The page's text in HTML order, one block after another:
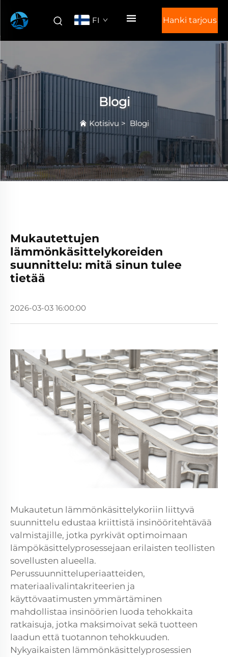
FI Hanki tarjous
Blogi
Kotisivu > Blogi
Mukautettujen
lämmönkäsittelykoreiden
suunnittelu: mitä sinun tulee
tietää
2026-03-03 16:00:00
Mukautetun lämmönkäsittelykoriin liittyvä
suunnittelu edustaa kriittistä insinööritehtävää
valmistajille, jotka pyrkivät optimoimaan
lämpökäsittelyprosessejaan erilaisten teollisten
sovellusten alueella.
Perussuunnitteluperiaatteiden,
materiaalivalintakriteerien ja
käyttövaatimusten ymmärtäminen
mahdollistaa insinöörien luoda tehokkaita
ratkaisuja, jotka maksimoivat sekä tuotteen
laadun että tuotannon tehokkuuden.
Nykyaikaisten lämmönkäsittelyprosessien